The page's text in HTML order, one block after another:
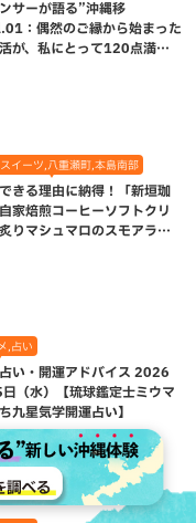
サーが語る”沖縄移
：偶然のご縁から始まった
が、私にとって120点満点
イーツ,八重瀬町,本島南部
きる理由に納得！「新垣珈
家焙煎コーヒーソフトクリ
りマシュマロのスモアラテ
,占い
い・開運アドバイス 2026
（水）【琉球鑑定士ミウマ
九星気学開運占い】